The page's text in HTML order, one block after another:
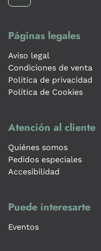
Páginas legales
Aviso legal
Condiciones de venta
Política de privacidad
Política de Cookies
Atención al cliente
Quiénes somos
Pedidos especiales
Accesibilidad
Puede interesarte
Eventos